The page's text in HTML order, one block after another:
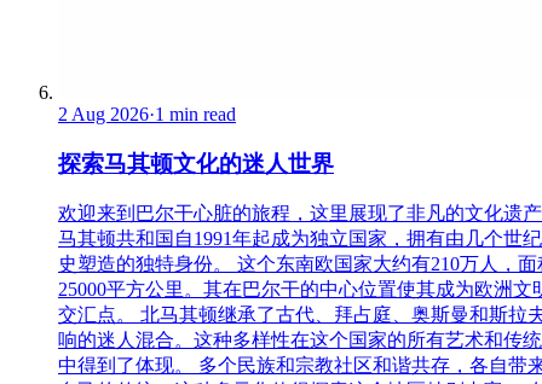
2 Aug 2026·1 min read
探索马其顿文化的迷人世界
欢迎来到巴尔干心脏的旅程，这里展现了非凡的文化遗
马其顿共和国自1991年起成为独立国家，拥有由几个世
史塑造的独特身份。 这个东南欧国家大约有210万人，面
25000平方公里。其在巴尔干的中心位置使其成为欧洲文
交汇点。 北马其顿继承了古代、拜占庭、奥斯曼和斯拉
响的迷人混合。这种多样性在这个国家的所有艺术和传
中得到了体现。 多个民族和宗教社区和谐共存，各自带